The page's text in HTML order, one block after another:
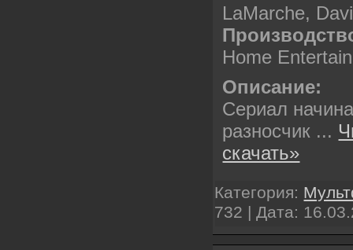
LaMarche,
Home
Описание:
Сериал
разносчик ...
скачать»
Категория:
732 | Дата: